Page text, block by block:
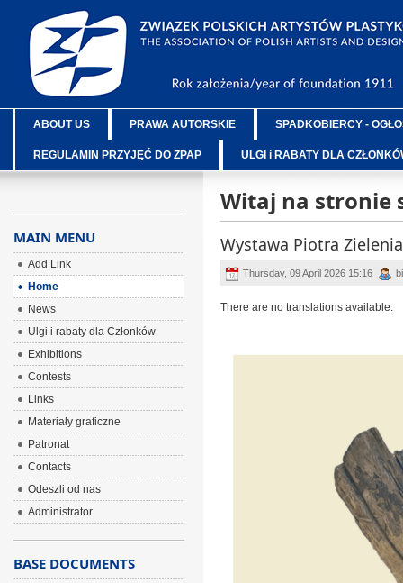
ABOUT US PRAWA AUTORSKIE SPADKOBIERCY -
REGULAMIN PRZYJĘĆ DO ZPAP ULGI i RABATY DLA
Witaj na stronie
Wystawa Piotra
Thursday, 09 April 2026 15:16
There are no translations available.
MAIN MENU
Add Link
Home
News
Ulgi i rabaty dla Członków
Exhibitions
Contests
Links
Materiały graficzne
Patronat
Contacts
Odeszli od nas
Administrator
BASE DOCUMENTS